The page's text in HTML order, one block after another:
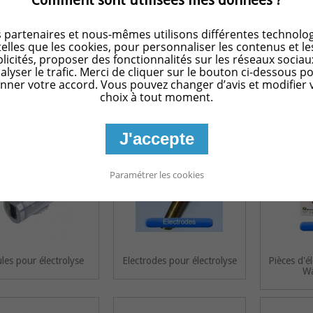
ce traitement est un procédé écologique car l'électrolyse permet de
d'une électrolyse au sel. L'électrolyse permet de séparer les deux
de l'hypochlorite de sodium.
est soumis à un faible courant issu de l'électrolyse qui le transforme
fonction de chlorinateur est assurée par la cellule électrolyse. Ce chlore
micro-organismes avant de se reconvertir en sel sous les rayon du soleil
pour électrolyse Electrodes pour électrolyse
Pièces
partenaires et nous-mêmes utilisons différentes
que les cookies, pour personnaliser les contenus et
proposer des fonctionnalités sur les réseaux
le trafic. Merci de cliquer sur le bouton ci-dessous
votre accord. Vous pouvez changer d’avis et modifier
choix à tout moment.
J'accepte
Paramétrer les cookies